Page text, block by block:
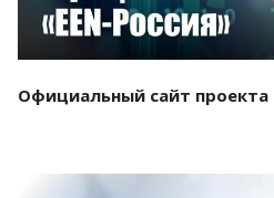
Официальный сайт проекта